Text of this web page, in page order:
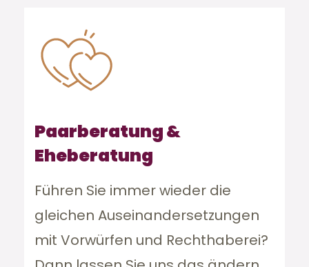
Paarberatung &
Eheberatung
Führen Sie immer wieder die
gleichen Auseinandersetzungen
mit Vorwürfen und Rechthaberei?